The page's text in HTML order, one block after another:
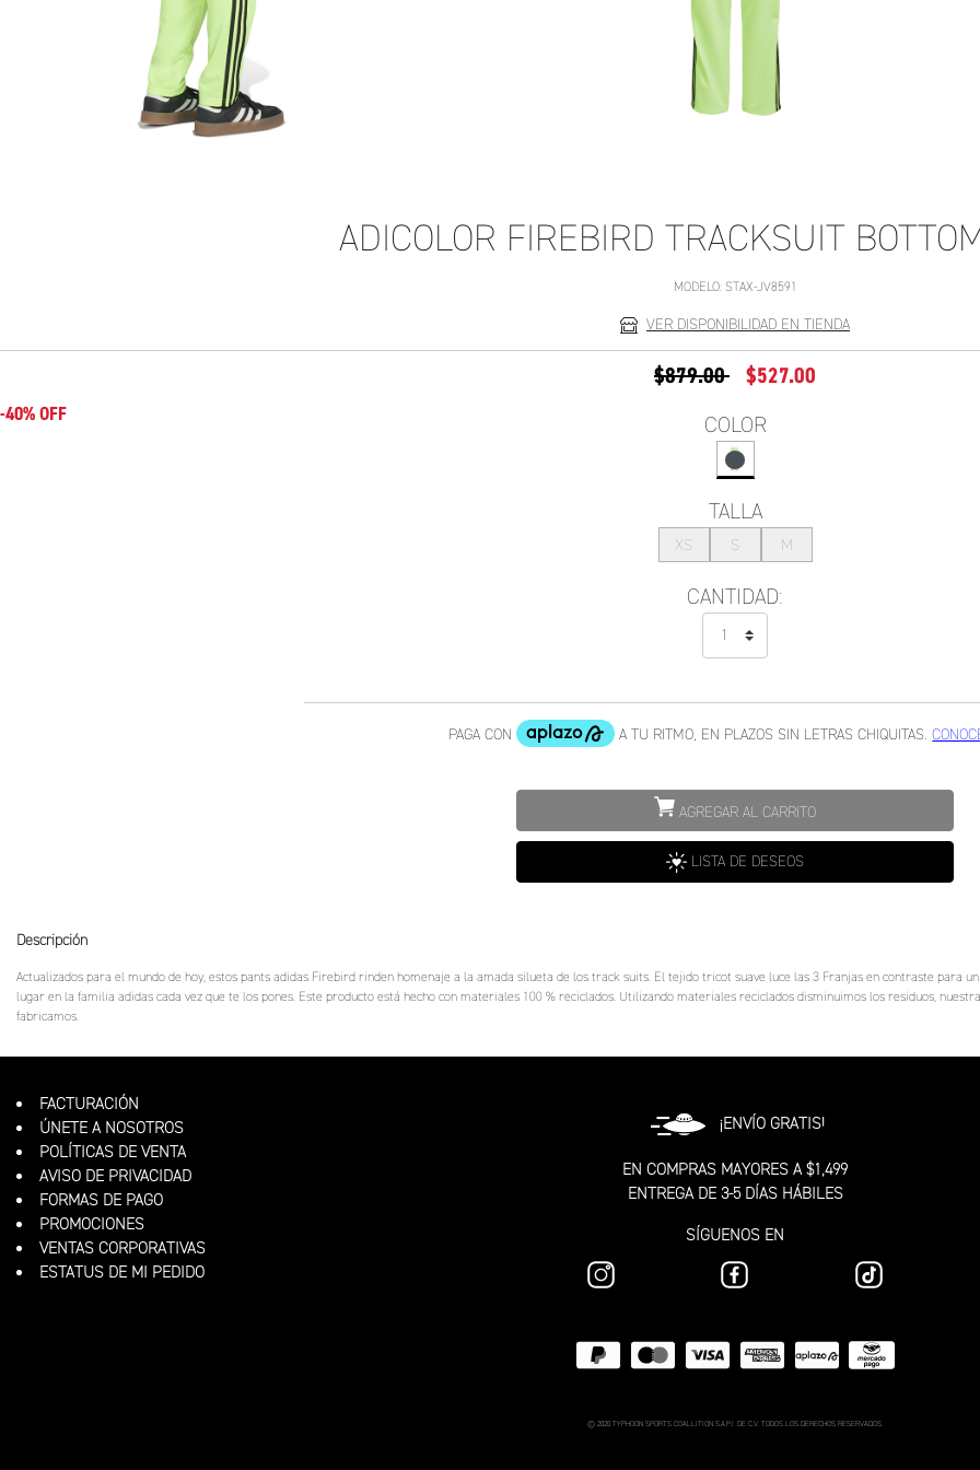
ADICOLOR FIREBIRD TRACKSUIT
MODELO: STAX-JV8591
VER DISPONIBILIDAD EN TIENDA
PRECIO REDUCIDO DE
$879.00A $527.00
-40% OFF COLOR
TALLA
XS S M
CANTIDAD:
AGREGAR AL CARRITO
LISTA DE DESEOS
Descripción
Actualizados para el mundo de hoy, estos pants adidas Firebird rinden homenaje a la amada silueta de los track suits. El tejido tricot suave luce las 3 Franjas en contraste para
lugar en la familia adidas cada vez que te los pones. Este producto está hecho con materiales 100 % reciclados. Utilizando materiales reciclados disminuimos los residuos,
fabricamos.
FACTURACIÓN
ÚNETE A NOSOTROS
POLÍTICAS DE VENTA
AVISO DE PRIVACIDAD
FORMAS DE PAGO
PROMOCIONES
VENTAS CORPORATIVAS
ESTATUS DE MI PEDIDO
¡ENVÍO GRATIS!
EN COMPRAS MAYORES A $1,499
ENTREGA DE 3-5 DÍAS HÁBILES
SÍGUENOS EN
© 2020 TYPHOON SPORTS COALLITION S.A.P.I. DE C.V. TODOS LOS DERECHOS RESERVADOS.